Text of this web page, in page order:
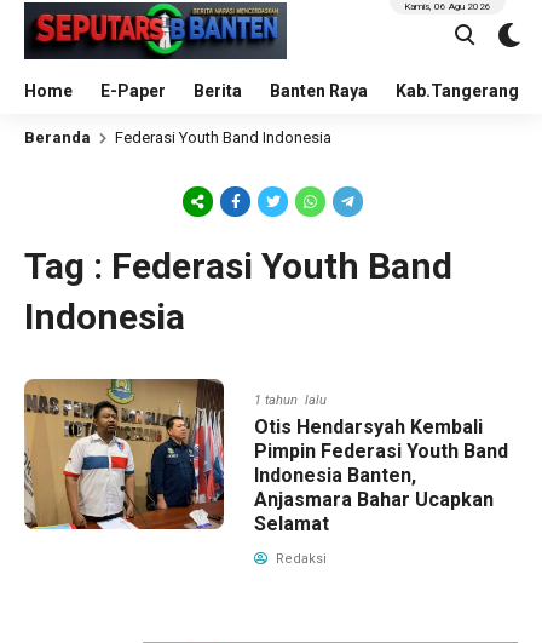
Home E-Paper Berita Banten Raya Kab.Tangerang
Kamis, 06 Agu 2026
Beranda Federasi Youth Band Indonesia
Tag : Federasi Youth Band
Indonesia
1 tahun lalu
Otis Hendarsyah Kembali
Pimpin Federasi Youth Band
Indonesia Banten,
Anjasmara Bahar Ucapkan
Selamat
Redaksi